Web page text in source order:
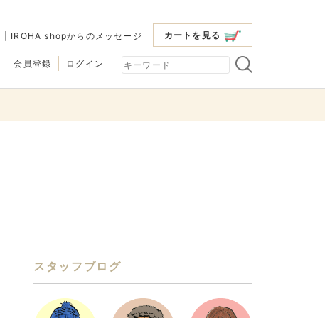
カートを見る
IROHA shopからのメッセージ
会員登録 ログイン
スタッフブログ